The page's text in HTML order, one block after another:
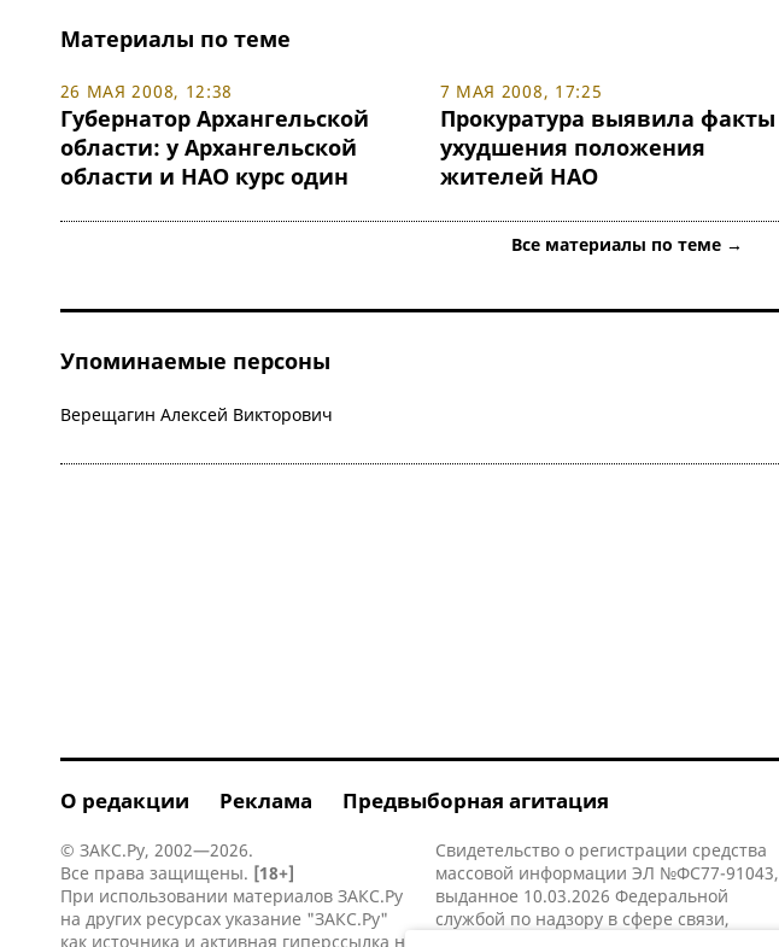
Материалы по теме
26 МАЯ 2008, 12:38
Губернатор Архангельской
области: у Архангельской
области и НАО курс один
7 МАЯ 2008, 17:25
Прокуратура выявила факты
ухудшения положения
жителей НАО
Все материалы по теме →
Упоминаемые персоны
Верещагин Алексей Викторович
О редакции Реклама Предвыборная агитация
© ЗАКС.Ру, 2002—2026.
Все права защищены. [18+]
При использовании материалов ЗАКС.Ру
на других ресурсах указание "ЗАКС.Ру"
как источника и активная гиперссылка на
Свидетельство о регистрации средства
массовой информации ЭЛ №ФС77-91043,
выданное 10.03.2026 Федеральной
службой по надзору в сфере связи,